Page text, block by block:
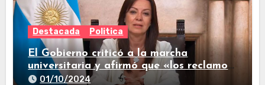
Destacada Politica
El Gobierno criticó a la marcha
universitaria y afirmó que «los reclamos
están todos resueltos»
01/10/2024